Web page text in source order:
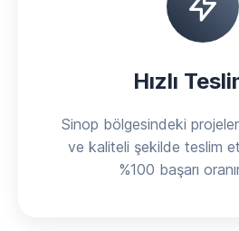
Hızlı
Sinop bölgesindeki
ve kaliteli şekilde teslim
%100 başarı